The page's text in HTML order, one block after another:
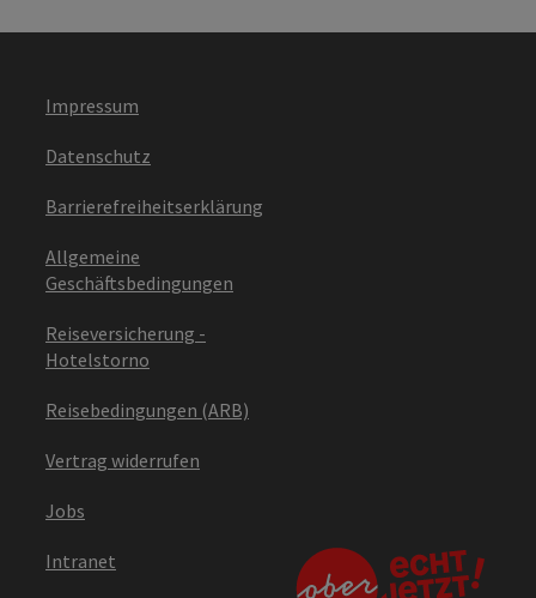
Impressum
Datenschutz
Barrierefreiheitserklärung
Allgemeine
Geschäftsbedingungen
Reiseversicherung -
Hotelstorno
Reisebedingungen (ARB)
Vertrag widerrufen
Jobs
Intranet